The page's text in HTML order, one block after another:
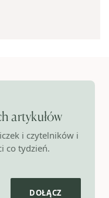
artykułów
i czytelników i
co tydzień.